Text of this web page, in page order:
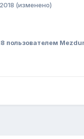
(изменено)
пользователем